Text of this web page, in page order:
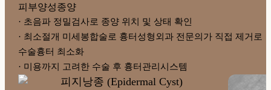
피부양성종양
· 초음파 정밀검사로 종양 위치 및 상태 확인
· 최소절개 미세봉합술로 흉터성형외과 전문의가 직접 제거로
수술흉터 최소화
· 미용까지 고려한 수술 후 흉터관리시스템